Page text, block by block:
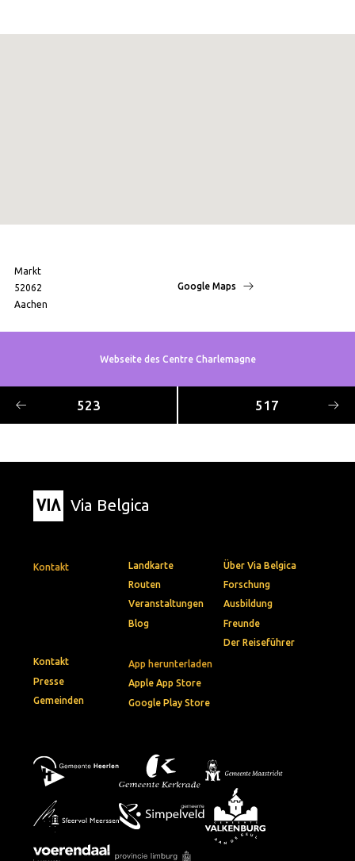
Markt
52062
Aachen
Google Maps
Webseite des Centre Charlemagne
523 517
Via Belgica
Kontakt
App herunterladen
Apple App Store
Google Play Store
Landkarte
Routen
Veranstaltungen
Blog
Über Via Belgica
Forschung
Ausbildung
Freunde
Der Reiseführer
Kontakt
Presse
Gemeinden